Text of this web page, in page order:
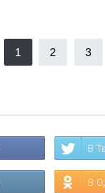
1 2 3
В
В